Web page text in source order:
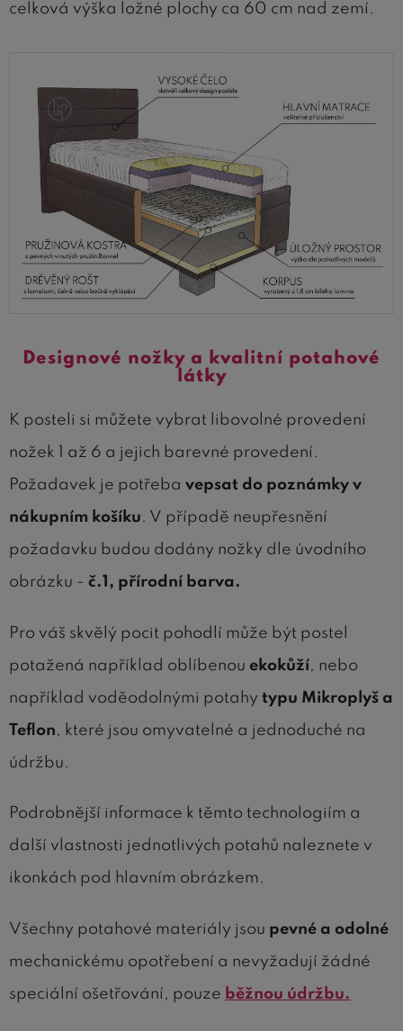
celková výška ložné plochy ca 60 cm nad zemí.
Designové nožky a kvalitní potahové
látky
K posteli si můžete vybrat libovolné provedení
nožek 1 až 6 a jejich barevné provedení.
Požadavek je potřeba vepsat do poznámky v
nákupním košíku. V případě neupřesnění
požadavku budou dodány nožky dle úvodního
obrázku - č.1, přírodní barva.
Pro váš skvělý pocit pohodlí může být postel
potažená například oblíbenou ekokůží , nebo
například voděodolnými potahy typu Mikroplyš a
Teflon , které jsou omyvatelné a jednoduché na
údržbu.
Podrobnější informace k těmto technologiím a
další vlastnosti jednotlivých potahů naleznete v
ikonkách pod hlavním obrázkem.
Všechny potahové materiály jsou pevné a odolné
mechanickému opotřebení a nevyžadují žádné
speciální ošetřování, pouze běžnou údržbu.